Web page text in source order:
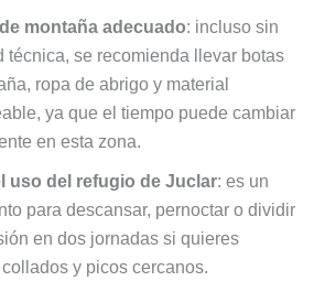
montaña adecuado: incluso sin
técnica, se recomienda llevar botas
ropa de abrigo y material
ya que el tiempo puede cambiar
en esta zona.
uso del refugio de Juclar: es un
para descansar, pernoctar o dividir
en dos jornadas si quieres
y picos cercanos.